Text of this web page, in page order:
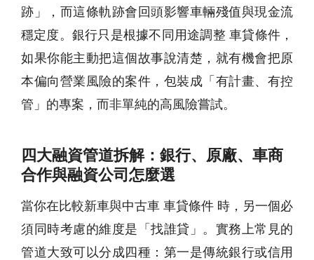
跡」，而這條軌跡會回頭影響車輛殘值與現金流
穩定度。銀行只是根據不同用途調整 車貸條件，
如果你能主動把這個故事說清楚，就有機會把原
本偏向營業風險的案件，包裝成「有計畫、有控
管」的專案，而非單純的高風險嘗試。
四大融資管道拆解：銀行、原廠、車商
合作與融資公司怎麼選
當你在比較新車與中古車 車貸條件 時，另一個必
須同時考慮的維度是「找誰貸」。實務上常見的
管道大致可以分成四種：第一是傳統銀行或信用